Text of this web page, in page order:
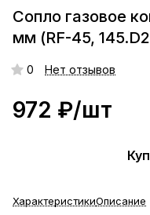
Сопло газовое
мм (RF-45,
0 Нет отзывов
972 ₽/шт
ХарактеристикиОписание